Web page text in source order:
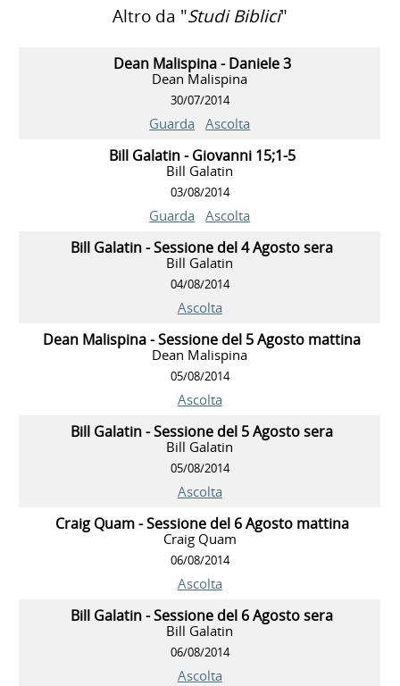
Altro da "Studi Biblici"
Dean Malispina - Daniele 3
Dean Malispina
30/07/2014
Guarda Ascolta
Bill Galatin - Giovanni 15;1-5
Bill Galatin
03/08/2014
Guarda Ascolta
Bill Galatin - Sessione del 4 Agosto sera
Bill Galatin
04/08/2014
Ascolta
Dean Malispina - Sessione del 5 Agosto mattina
Dean Malispina
05/08/2014
Ascolta
Bill Galatin - Sessione del 5 Agosto sera
Bill Galatin
05/08/2014
Ascolta
Craig Quam - Sessione del 6 Agosto mattina
Craig Quam
06/08/2014
Ascolta
Bill Galatin - Sessione del 6 Agosto sera
Bill Galatin
06/08/2014
Ascolta